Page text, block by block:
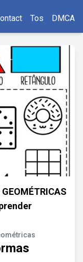
Tos DMCA